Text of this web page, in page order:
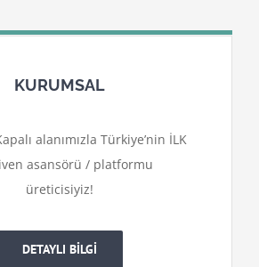
KURUMSAL
alanımızla Türkiye’nin İLK
asansörü / platformu
üreticisiyiz!
DETAYLI BİLGİ